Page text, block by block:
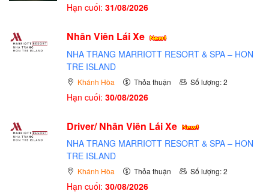
Hạn cuối: 31/08/2026
Nhân Viên Lái Xe
NHA TRANG MARRIOTT RESORT & SPA – HON
TRE ISLAND
Khánh Hòa Thỏa thuận Số lượng: 2
Hạn cuối: 30/08/2026
Driver/ Nhân Viên Lái Xe
NHA TRANG MARRIOTT RESORT & SPA – HON
TRE ISLAND
Khánh Hòa Thỏa thuận Số lượng: 2
Hạn cuối: 30/08/2026